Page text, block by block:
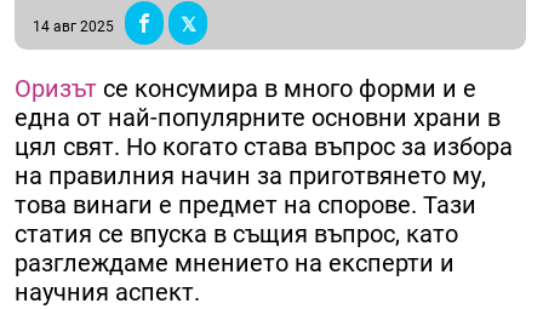
14 авг 2025
Оризът се консумира в много форми и е
една от най-популярните основни храни в
цял свят. Но когато става въпрос за избора
на правилния начин за приготвянето му,
това винаги е предмет на спорове. Тази
статия се впуска в същия въпрос, като
разглеждаме мнението на експерти и
научния аспект.